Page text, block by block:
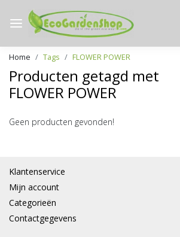
Home Tags FLOWER POWER
Producten getagd met
FLOWER POWER
Geen producten gevonden!
Klantenservice
Mijn account
Categorieën
Contactgegevens